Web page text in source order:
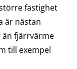
fastighet
är nästan
än fjärrvärme
till exempel